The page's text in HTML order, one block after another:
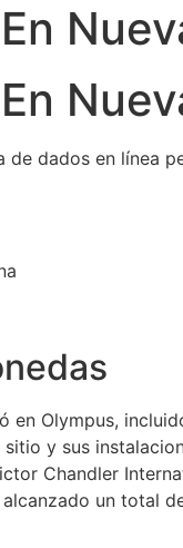
de dados en línea
Olympus,
y sus
Chandler
un total